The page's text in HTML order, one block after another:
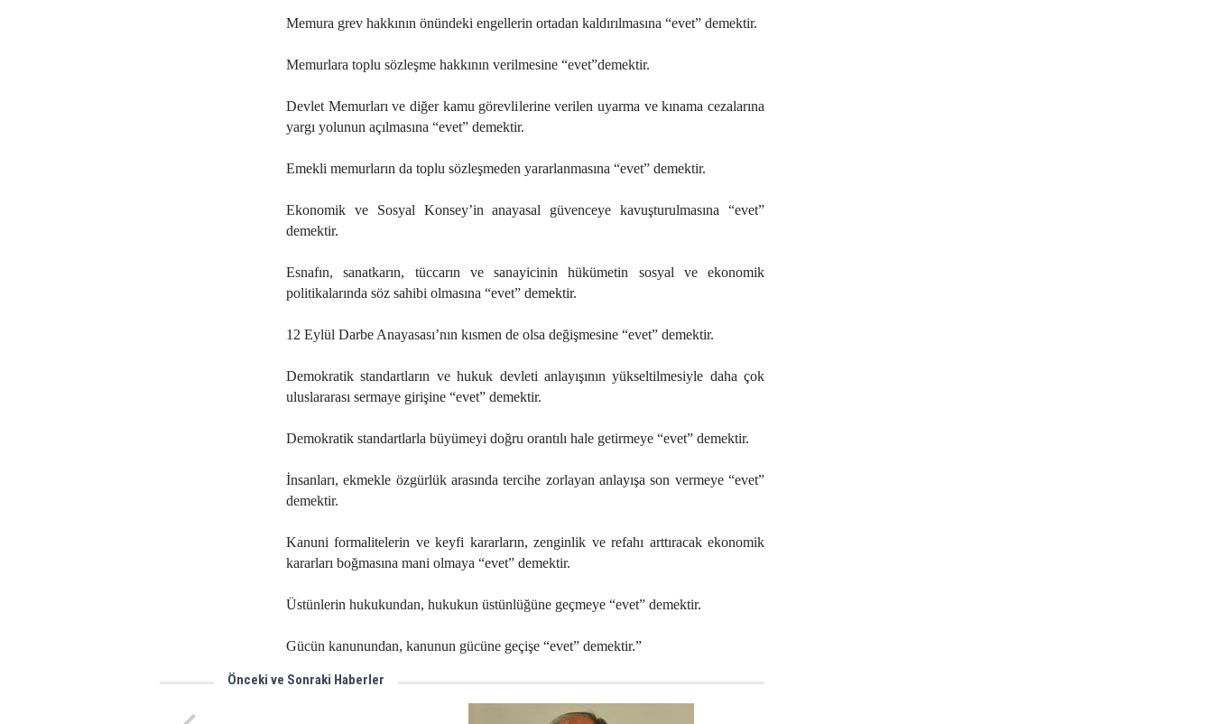
Memura grev hakkının önündeki engellerin ortadan kaldırılmasına “evet” demektir.
Memurlara toplu sözleşme hakkının verilmesine “evet”demektir.
Devlet Memurları ve diğer kamu görevlilerine verilen uyarma ve kınama cezalarına
yargı yolunun açılmasına “evet” demektir.
Emekli memurların da toplu sözleşmeden yararlanmasına “evet” demektir.
Ekonomik ve Sosyal Konsey’in anayasal güvenceye kavuşturulmasına “evet”
demektir.
Esnafın, sanatkarın, tüccarın ve sanayicinin hükümetin sosyal ve ekonomik
politikalarında söz sahibi olmasına “evet” demektir.
12 Eylül Darbe Anayasası’nın kısmen de olsa değişmesine “evet” demektir.
Demokratik standartların ve hukuk devleti anlayışının yükseltilmesiyle daha çok
uluslararası sermaye girişine “evet” demektir.
Demokratik standartlarla büyümeyi doğru orantılı hale getirmeye “evet” demektir.
İnsanları, ekmekle özgürlük arasında tercihe zorlayan anlayışa son vermeye “evet”
demektir.
Kanuni formalitelerin ve keyfi kararların, zenginlik ve refahı arttıracak ekonomik
kararları boğmasına mani olmaya “evet” demektir.
Üstünlerin hukukundan, hukukun üstünlüğüne geçmeye “evet” demektir.
Gücün kanunundan, kanunun gücüne geçişe “evet” demektir.”
Önceki ve Sonraki Haberler
Gülsüm Tatar'ın hedefi Londra